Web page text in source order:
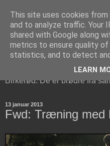
Berner
Birkerød
Bosco og Cisco er to Berner
Birkerød. De er brødre fra
13 januar 2013
Fwd: Træning med
This site uses cookies
and to analyze traffic. Your
shared with Google along
metrics to ensure quality of
statistics, and to detect
LEARN